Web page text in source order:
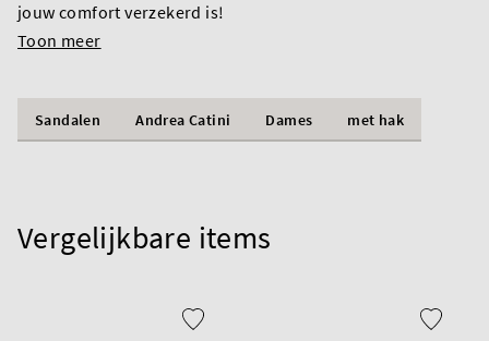
jouw comfort verzekerd is!
Toon meer
Sandalen Andrea Catini Dames met hak
Vergelijkbare items